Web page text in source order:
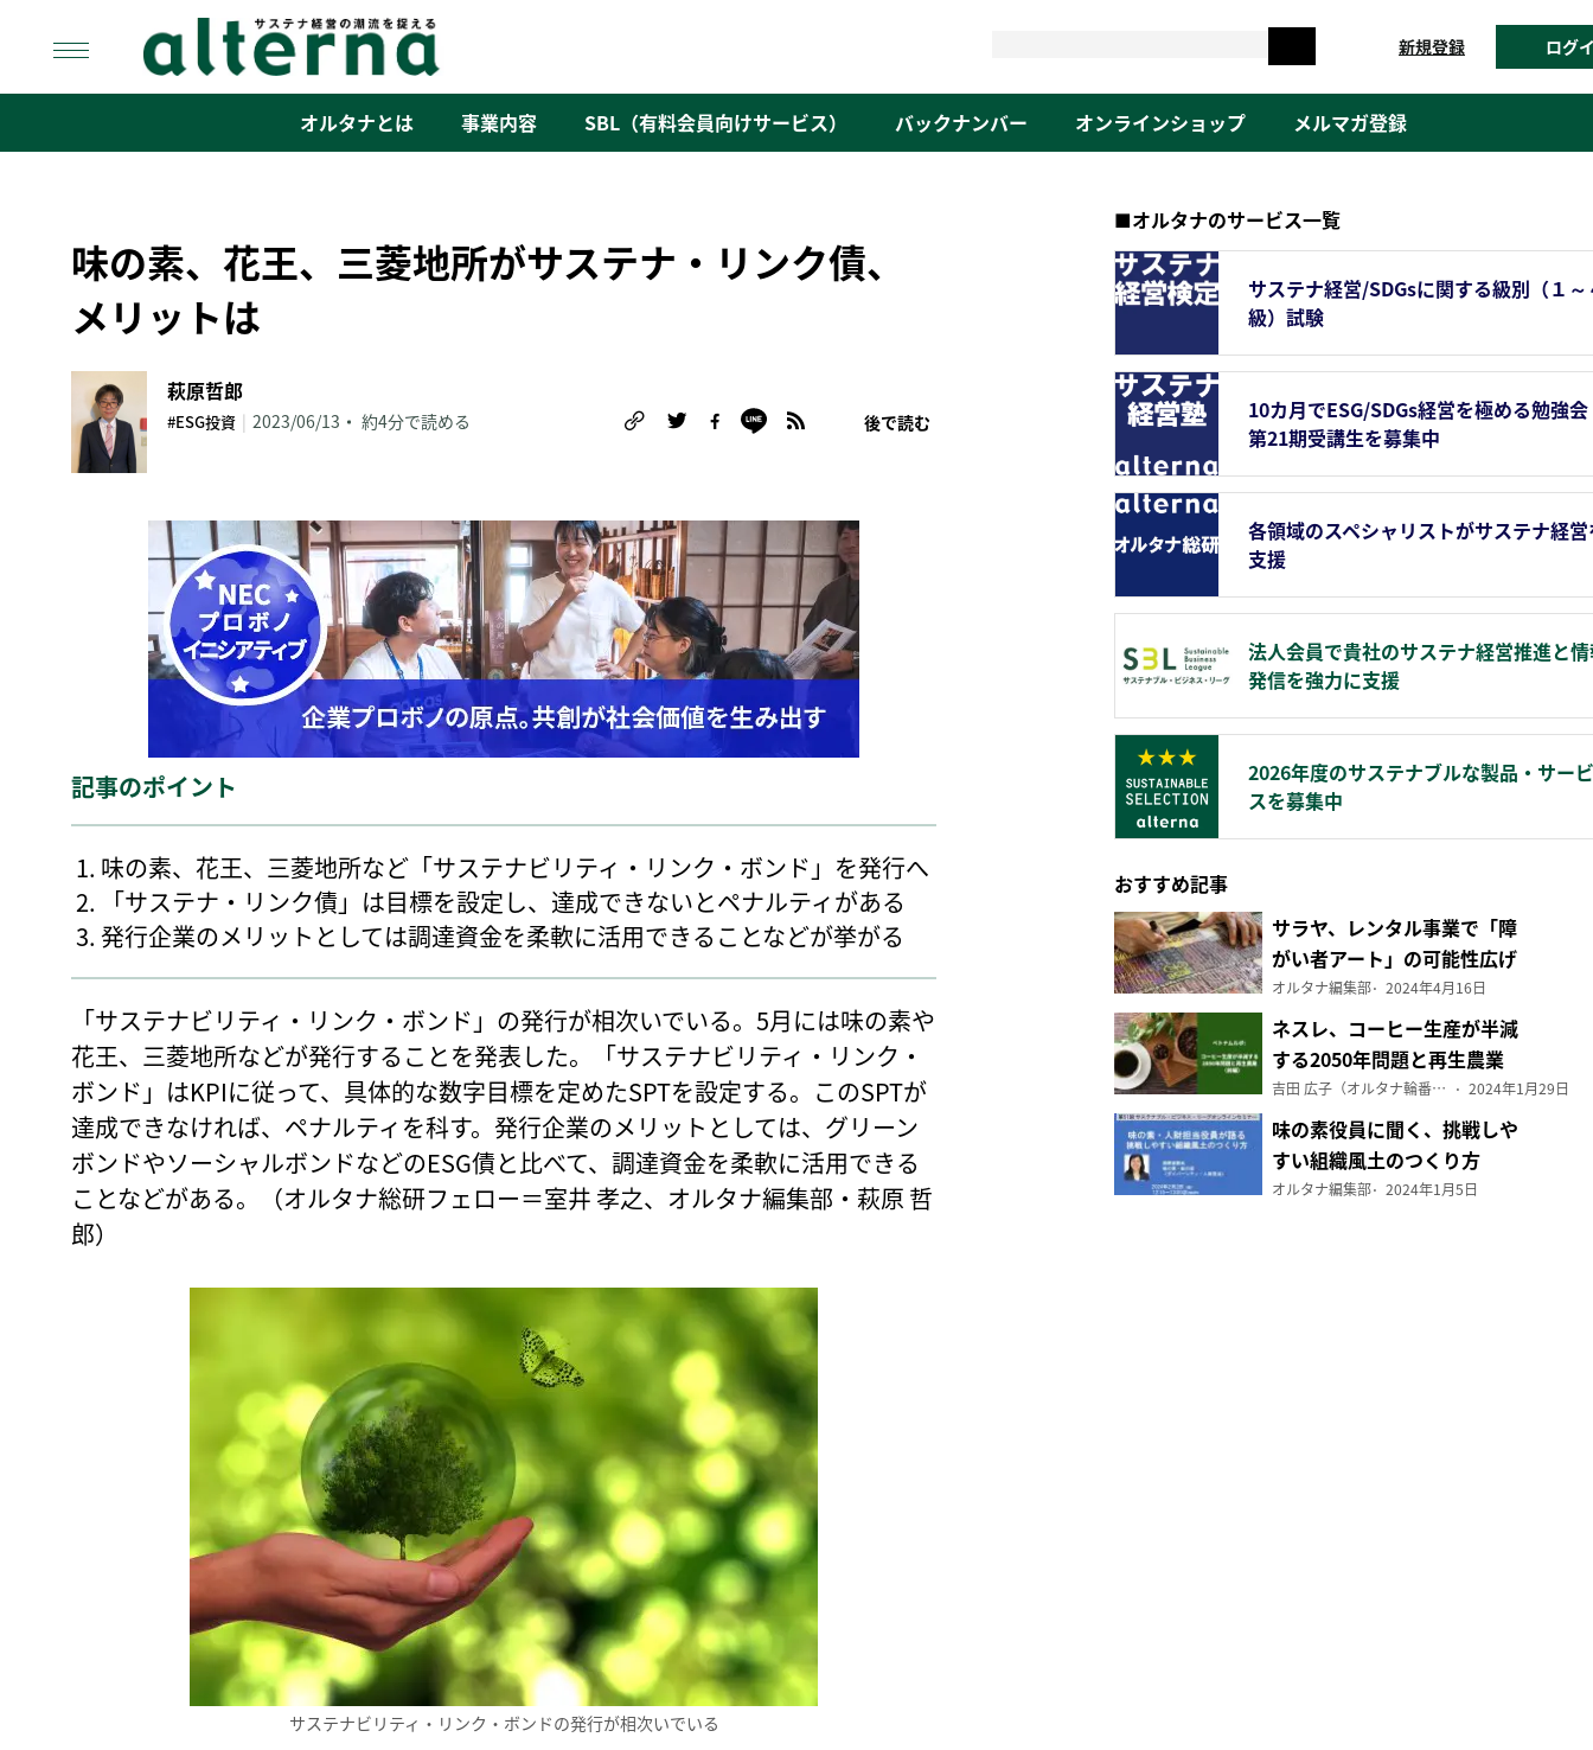
content
新規登録 ログ
オルタナとは 事業内容 SBL（有料会員向けサービス） バックナンバー オンラインショップ メルマガ登録
味の素、花王、三菱地所がサステナ・リンク債、
メリットは
萩原哲郎
#ESG投資 | 2023/06/13 約4分で読める 後で読む
記事のポイント
味の素、花王、三菱地所など「サステナビリティ・リンク・ボンド」を発行へ
「サステナ・リンク債」は目標を設定し、達成できないとペナルティがある
発行企業のメリットとしては調達資金を柔軟に活用できることなどが挙がる
「サステナビリティ・リンク・ボンド」の発行が相次いでいる。5月には味の素や
花王、三菱地所などが発行することを発表した。「サステナビリティ・リンク・
ボンド」はKPIに従って、具体的な数字目標を定めたSPTを設定する。このSPTが
達成できなければ、ペナルティを科す。発行企業のメリットとしては、グリーン
ボンドやソーシャルボンドなどのESG債と比べて、調達資金を柔軟に活用できる
ことなどがある。（オルタナ総研フェロー＝室井 孝之、オルタナ編集部・萩原 哲
郎）
サステナビリティ・リンク・ボンドの発行が相次いでいる
■オルタナのサービス一覧
サステナ経営/SDGsに関する級別（１～
級）試験
10カ月でESG/SDGs経営を極める勉強
第21期受講生を募集中
各領域のスペシャリストがサステナ経
支援
法人会員で貴社のサステナ経営推進と
発信を強力に支援
2026年度のサステナブルな製品・サービ
スを募集中
おすすめ記事
サラヤ、レンタル事業で「障
がい者アート」の可能性広げ
る
オルタナ編集部 2024年4月16日
ネスレ、コーヒー生産が半減
する2050年問題と再生農業
（前編）
吉田 広子（オルタナ輪番編集長） 2024年1月29日
味の素役員に聞く、挑戦しや
すい組織風土のつくり方
オルタナ編集部 2024年1月5日